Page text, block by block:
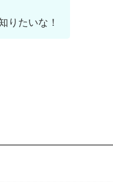
りたいな！